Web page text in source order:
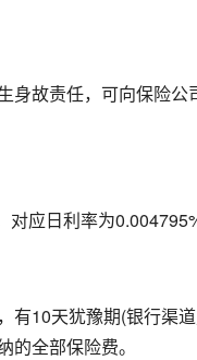
身故责任，可向保险
对应日利率为
有10天犹豫期(银行渠
的全部保险费。